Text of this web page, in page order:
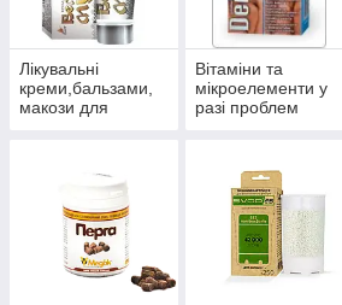
Лікувальні
креми,бальзами,
макози для
Вітаміни та
мікроелементи у
разі проблем